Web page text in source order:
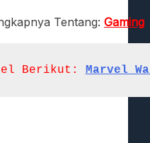
Tentang: Gaming
Berikut: Marvel